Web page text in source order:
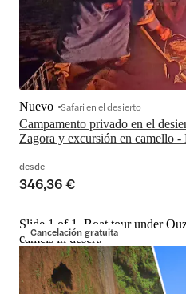
Campamento privado en el
Zagora y excursión en camello -
Nuevo Safari en el desierto
desde
346,36 €
Cancelación gratuita
Slide 1 of 1, Boat tour under
camels in desert.